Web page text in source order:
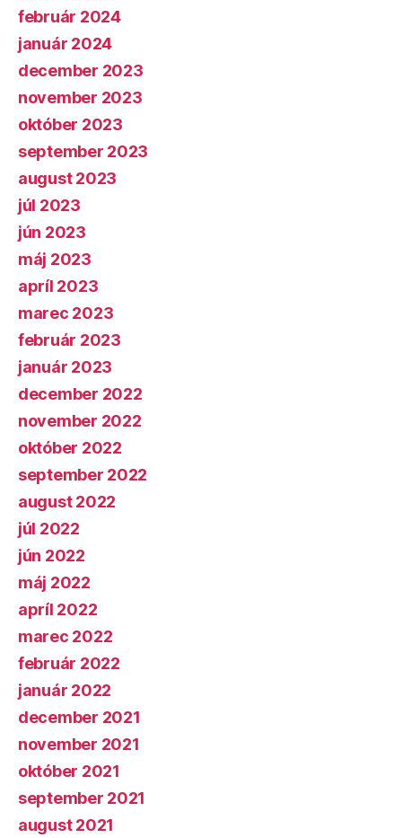
február 2024
január 2024
december 2023
november 2023
október 2023
september 2023
august 2023
júl 2023
jún 2023
máj 2023
apríl 2023
marec 2023
február 2023
január 2023
december 2022
november 2022
október 2022
september 2022
august 2022
júl 2022
jún 2022
máj 2022
apríl 2022
marec 2022
február 2022
január 2022
december 2021
november 2021
október 2021
september 2021
august 2021